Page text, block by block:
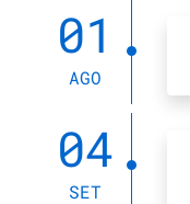
01
AGO
04
SET